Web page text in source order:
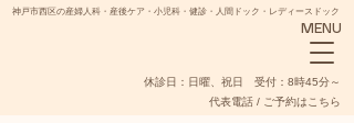
​休診日：日曜、祝日 受付：8時45分～
代表電話 / ご予約はこちら
MENU
神戸市西区の産婦人科・産後ケア・小児科・健診・人間ドック・レディースドック